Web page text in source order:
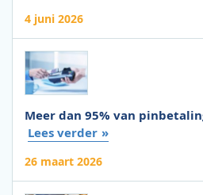
4 juni 2026
Meer dan 95% van
Lees verder
26 maart 2026